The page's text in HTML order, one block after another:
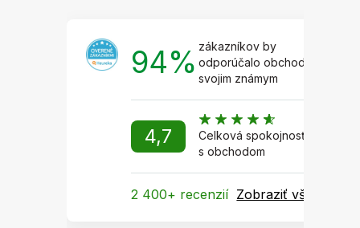
94% zákazníkov by
odporúčalo obchod
svojim známym
4,7
Celková spokojnosť
s obchodom
2 400+ recenzií Zobraziť všetky